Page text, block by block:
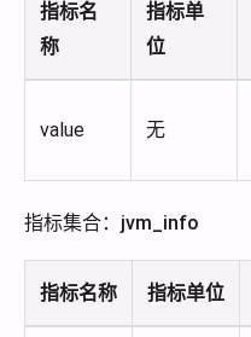
指标名
称
指标单
位
value 无
指标集合：jvm_info
指标名称 指标单位